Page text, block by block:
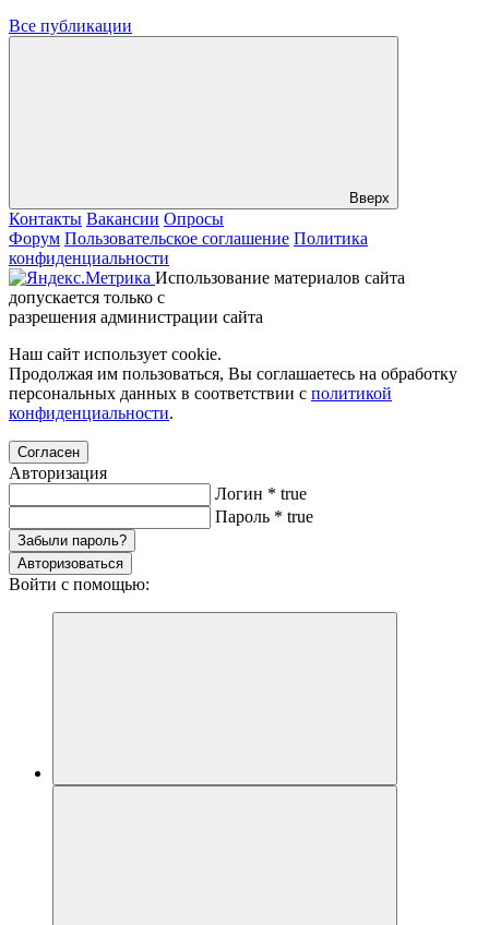
Все публикации
Вверх
Контакты Вакансии Опросы
Форум Пользовательское соглашение Политика
конфиденциальности
Использование материалов сайта
допускается только с
разрешения администрации сайта
Наш сайт использует cookie.
Продолжая им пользоваться, Вы соглашаетесь на обработку
персональных данных в соответствии с политикой
конфиденциальности.
Согласен
Авторизация
Логин * true
Пароль * true
Забыли пароль?
Авторизоваться
Войти с помощью: